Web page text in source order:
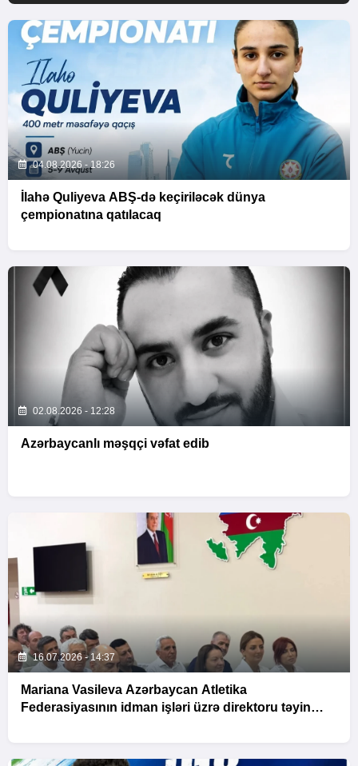
04.08.2026 - 18:26
İlahə Quliyeva ABŞ-də keçiriləcək dünya
çempionatına qatılacaq
02.08.2026 - 12:28
Azərbaycanlı məşqçi vəfat edib
16.07.2026 - 14:37
Mariana Vasileva Azərbaycan Atletika
Federasiyasının idman işləri üzrə direktoru təyin